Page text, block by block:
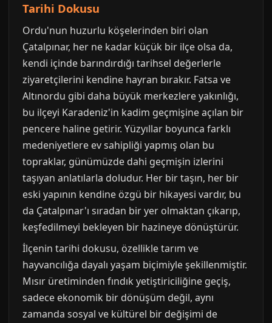
Tarihi Dokusu
Ordu'nun huzurlu köşelerinden biri olan
Çatalpınar, her ne kadar küçük bir ilçe olsa da,
kendi içinde barındırdığı tarihsel değerlerle
ziyaretçilerini kendine hayran bırakır. Fatsa ve
Altınordu gibi daha büyük merkezlere yakınlığı,
bu ilçeyi Karadeniz'in kadim geçmişine açılan bir
pencere haline getirir. Yüzyıllar boyunca farklı
medeniyetlere ev sahipliği yapmış olan bu
topraklar, günümüzde dahi geçmişin izlerini
taşıyan anlatılarla doludur. Her bir taşın, her bir
eski yapının kendine özgü bir hikayesi vardır, bu
da Çatalpınar'ı sıradan bir yer olmaktan çıkarıp,
keşfedilmeyi bekleyen bir hazineye dönüştürür.
İlçenin tarihi dokusu, özellikle tarım ve
hayvancılığa dayalı yaşam biçimiyle şekillenmiştir.
Mısır üretiminden fındık yetiştiriciliğine geçiş,
sadece ekonomik bir dönüşüm değil, aynı
zamanda sosyal ve kültürel bir değişimi de